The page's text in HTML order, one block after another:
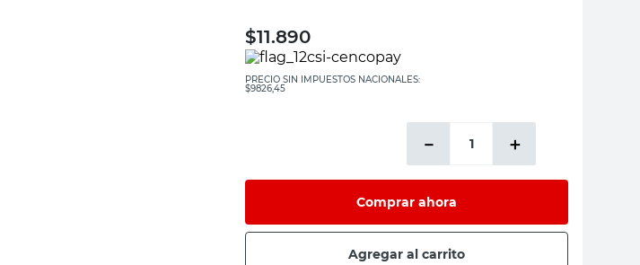
$11.890
PRECIO SIN IMPUESTOS NACIONALES:
$9826,45
＋
－
Comprar ahora
Agregar al carrito